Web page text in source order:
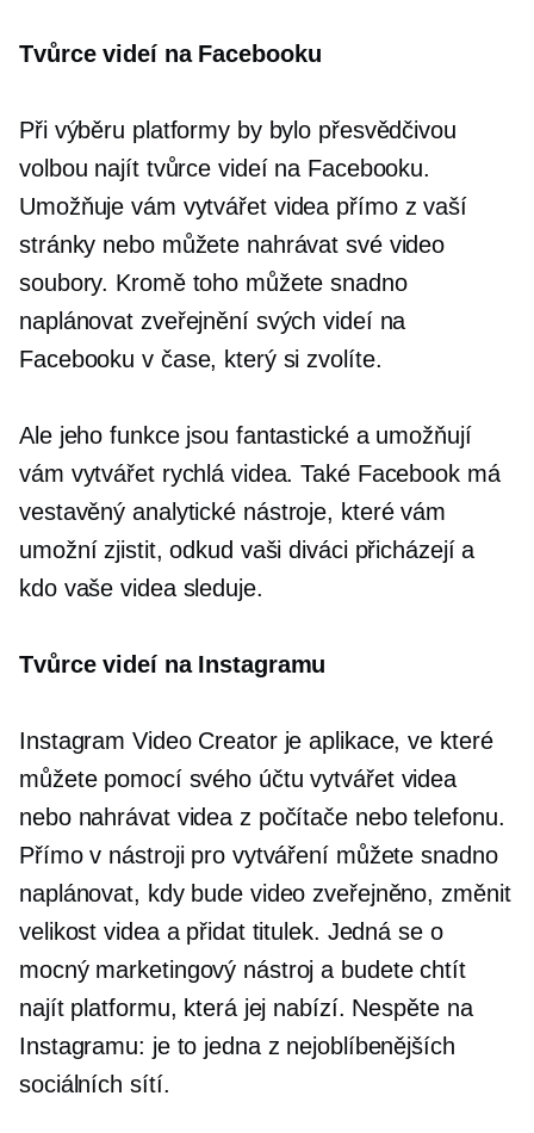
Tvůrce videí na Facebooku
Při výběru platformy by bylo přesvědčivou
volbou najít tvůrce videí na Facebooku.
Umožňuje vám vytvářet videa přímo z vaší
stránky nebo můžete nahrávat své video
soubory. Kromě toho můžete snadno
naplánovat zveřejnění svých videí na
Facebooku v čase, který si zvolíte.
Ale jeho funkce jsou fantastické a umožňují
vám vytvářet rychlá videa. Také Facebook má
vestavěný analytické nástroje, které vám
umožní zjistit, odkud vaši diváci přicházejí a
kdo vaše videa sleduje.
Tvůrce videí na Instagramu
Instagram Video Creator je aplikace, ve které
můžete pomocí svého účtu vytvářet videa
nebo nahrávat videa z počítače nebo telefonu.
Přímo v nástroji pro vytváření můžete snadno
naplánovat, kdy bude video zveřejněno, změnit
velikost videa a přidat titulek. Jedná se o
mocný marketingový nástroj a budete chtít
najít platformu, která jej nabízí. Nespěte na
Instagramu: je to jedna z nejoblíbenějších
sociálních sítí.